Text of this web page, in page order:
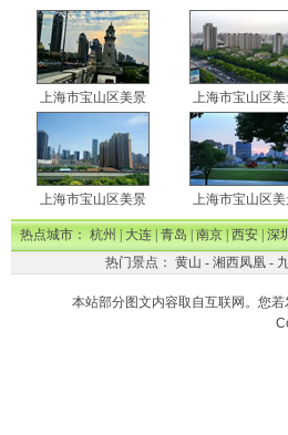
上海市宝山区美景 上海市宝山区
上海市宝山区美景 上海市宝山区
热点城市：杭州|大连|青岛|南京|西安|深
热门景点： 黄山 - 湘西凤凰-
本站部分图文内容取自互联网。您